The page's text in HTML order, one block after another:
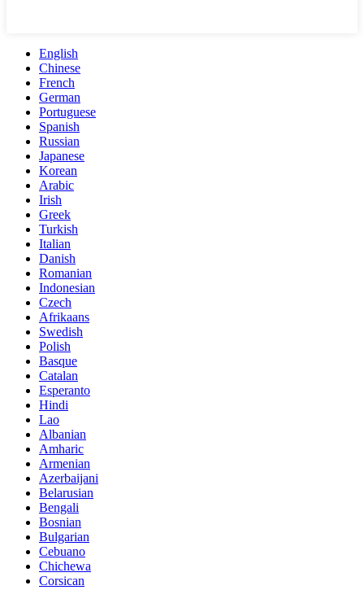
English
Chinese
French
German
Portuguese
Spanish
Russian
Japanese
Korean
Arabic
Irish
Greek
Turkish
Italian
Danish
Romanian
Indonesian
Czech
Afrikaans
Swedish
Polish
Basque
Catalan
Esperanto
Hindi
Lao
Albanian
Amharic
Armenian
Azerbaijani
Belarusian
Bengali
Bosnian
Bulgarian
Cebuano
Chichewa
Corsican